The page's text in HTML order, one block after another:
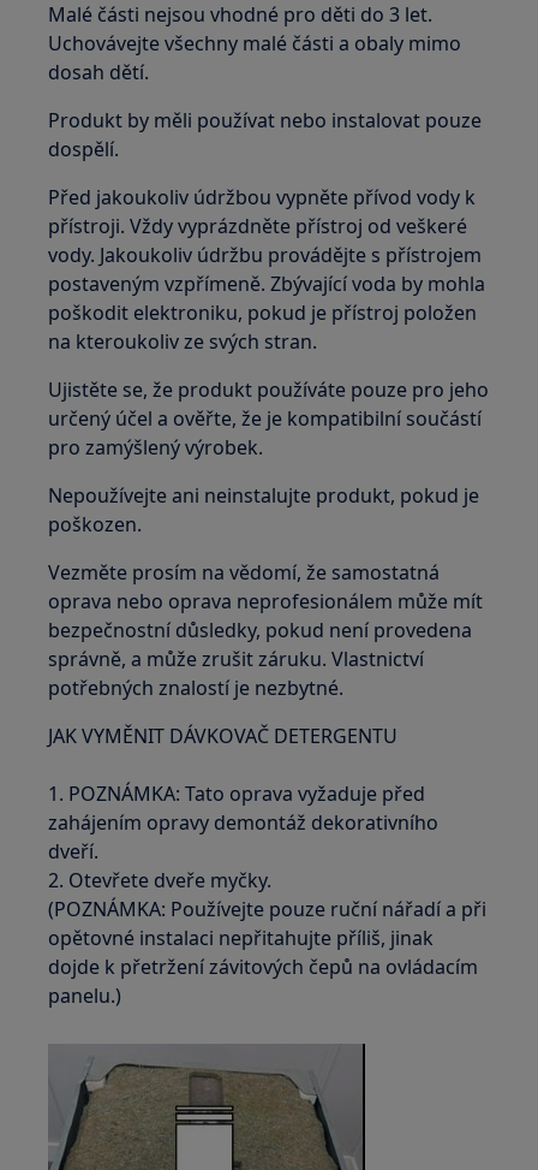
Malé části nejsou vhodné pro děti do 3 let.
Uchovávejte všechny malé části a obaly mimo
dosah dětí.
Produkt by měli používat nebo instalovat pouze
dospělí.
Před jakoukoliv údržbou vypněte přívod vody k
přístroji. Vždy vyprázdněte přístroj od veškeré
vody. Jakoukoliv údržbu provádějte s přístrojem
postaveným vzpřímeně. Zbývající voda by mohla
poškodit elektroniku, pokud je přístroj položen
na kteroukoliv ze svých stran.
Ujistěte se, že produkt používáte pouze pro jeho
určený účel a ověřte, že je kompatibilní součástí
pro zamýšlený výrobek.
Nepoužívejte ani neinstalujte produkt, pokud je
poškozen.
Vezměte prosím na vědomí, že samostatná
oprava nebo oprava neprofesionálem může mít
bezpečnostní důsledky, pokud není provedena
správně, a může zrušit záruku. Vlastnictví
potřebných znalostí je nezbytné.
JAK VYMĚNIT DÁVKOVAČ DETERGENTU
1. POZNÁMKA: Tato oprava vyžaduje před
zahájením opravy demontáž dekorativního
dveří.
2. Otevřete dveře myčky.
(POZNÁMKA: Používejte pouze ruční nářadí a při
opětovné instalaci nepřitahujte příliš, jinak
dojde k přetržení závitových čepů na ovládacím
panelu.)